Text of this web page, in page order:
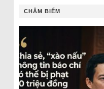
CHÂM BIẾM